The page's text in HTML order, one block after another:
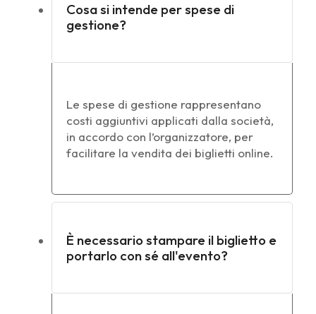
Cosa si intende per spese di
gestione?
Le spese di gestione rappresentano
costi aggiuntivi applicati dalla società,
in accordo con l’organizzatore, per
facilitare la vendita dei biglietti online.
È necessario stampare il biglietto e
portarlo con sé all'evento?